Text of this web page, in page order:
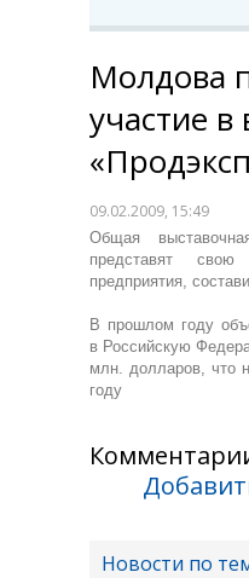
Молдова
участие в
09.02.2009, 15:49
Общая
представят свою
предприятия,
В прошлом году
в Российскую
млн. долларов, что
году
Новости по